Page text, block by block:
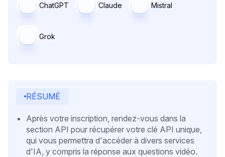
ChatGPT Claude Mistral
Grok
RÉSUMÉ
Après votre inscription, rendez-vous dans la
section API pour récupérer votre clé API unique,
qui vous permettra d'accéder à divers services
d'IA, y compris la réponse aux questions vidéo.